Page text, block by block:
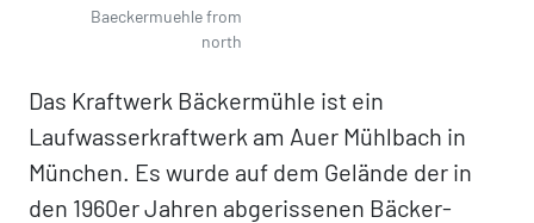
Baeckermuehle from
north
Das Kraftwerk Bäckermühle ist ein
Laufwasserkraftwerk am Auer Mühlbach in
München. Es wurde auf dem Gelände der in
den 1960er Jahren abgerissenen Bäcker-